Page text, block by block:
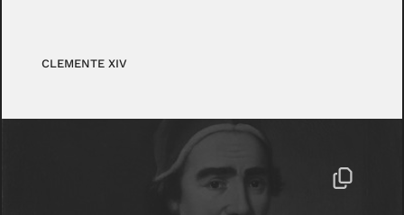
CLEMENTE XIV